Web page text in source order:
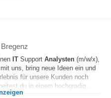
IT Support Analysten (m/w/x),
uns, bring neue Ideen ein und
für unsere Kunden noch
du in einem hochgradig...